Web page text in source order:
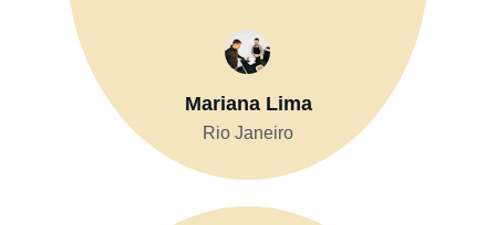
Mariana Lima
Rio Janeiro